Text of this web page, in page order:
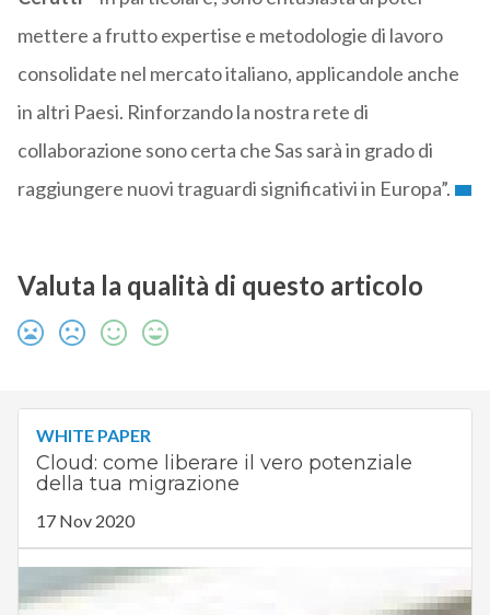
mettere a frutto expertise e metodologie di lavoro
consolidate nel mercato italiano, applicandole anche
in altri Paesi. Rinforzando la nostra rete di
collaborazione sono certa che Sas sarà in grado di
raggiungere nuovi traguardi significativi in Europa”.
Valuta la qualità di questo articolo
WHITE PAPER
Cloud: come liberare il vero potenziale
della tua migrazione
17 Nov 2020